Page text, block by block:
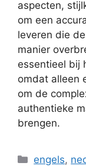
aspecten,
om een
leveren die
manier
essentieel bij
omdat alleen
om de
authentieke
brengen.
engels,